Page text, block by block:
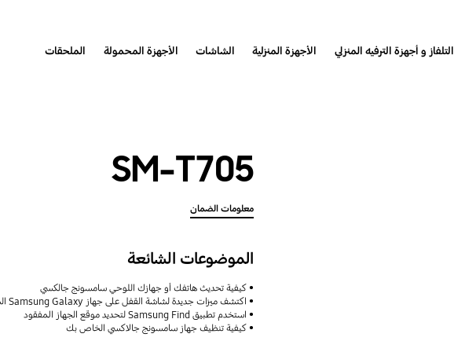
التلفاز و أجهزة الترفيه المنزلي الأجهزة المنزلية الشاشات الأجهزة المحمولة الملحقات
SM-T705
معلومات الضمان
الموضوعات الشائعة
كيفية تحديث هاتفك أو جهازك اللوحي سامسونج جالكسي
اكتشف ميزات جديدة لشاشة القفل على جهاز Samsung Galaxy الخاص بك
استخدم تطبيق Samsung Find لتحديد موقع الجهاز المفقود
كيفية تنظيف جهاز سامسونج جالاكسي الخاص بك